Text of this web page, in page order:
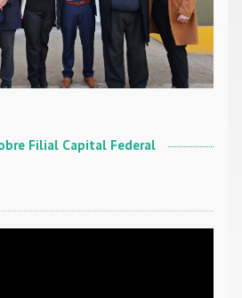
Filial Capital Federal